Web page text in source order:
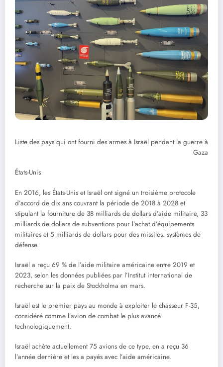
Liste des pays qui ont fourni des armes à Israël pendant la guerre à
Gaza
États-Unis
En 2016, les États-Unis et Israël ont signé un troisième protocole
d’accord de dix ans couvrant la période de 2018 à 2028 et
stipulant la fourniture de 38 milliards de dollars d’aide militaire, 33
milliards de dollars de subventions pour l’achat d’équipements
militaires et 5 milliards de dollars pour des missiles. systèmes de
défense.
Israël a reçu 69 % de l’aide militaire américaine entre 2019 et
2023, selon les données publiées par l’Institut international de
recherche sur la paix de Stockholma en mars.
Israël est le premier pays au monde à exploiter le chasseur F-35,
considéré comme l’avion de combat le plus avancé
technologiquement.
Israël achète actuellement 75 avions de ce type, en a reçu 36
l’année dernière et les a payés avec l’aide américaine.